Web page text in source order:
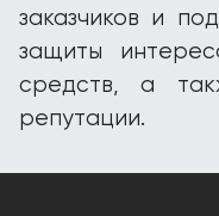
заказчиков и
защиты
средств, а
репутации.